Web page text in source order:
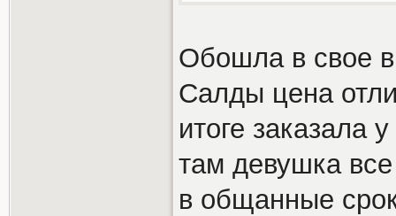
Обошла в свое
Салды цена
итоге заказала
там девушка
в общанные